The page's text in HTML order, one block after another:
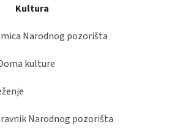
Kultura
Narodnog pozorišta
kulture
Narodnog pozorišta